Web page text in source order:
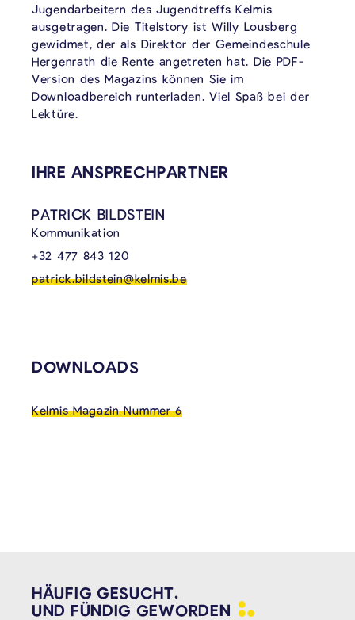
Jugendarbeitern des Jugendtreffs Kelmis
ausgetragen. Die Titelstory ist Willy Lousberg
gewidmet, der als Direktor der Gemeindeschule
Hergenrath die Rente angetreten hat. Die PDF-
Version des Magazins können Sie im
Downloadbereich runterladen. Viel Spaß bei der
Lektüre.
VERKNÜPFTE INHALTE
IHRE ANSPRECHPARTNER
PATRICK BILDSTEIN
Kommunikation
+32 477 843 120
patrick.bildstein@kelmis.be
DOWNLOADS
Kelmis Magazin Nummer 6
HÄUFIG GESUCHT.
UND FÜNDIG GEWORDEN